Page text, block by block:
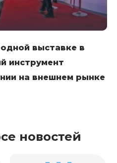
выставке в
инструмент
на внешнем рынке
новостей